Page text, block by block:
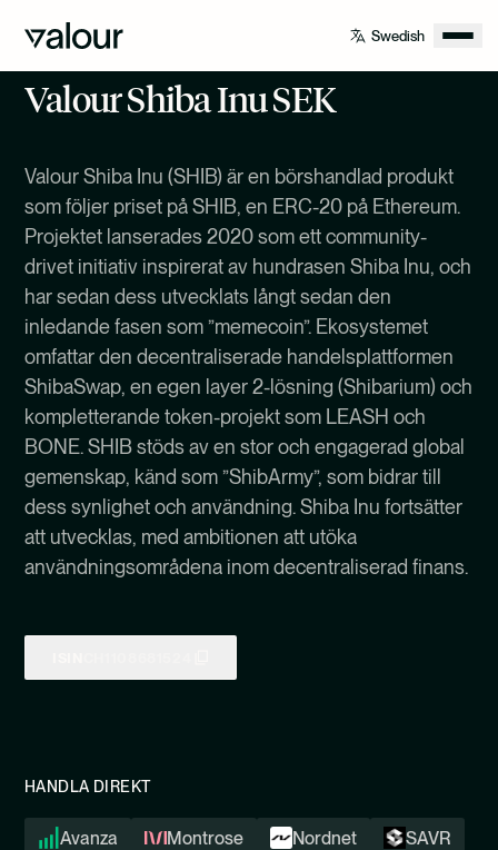
Valour Shiba Inu SEK
Valour Shiba Inu (SHIB) är en börshandlad produkt
som följer priset på SHIB, en ERC-20 på Ethereum.
Projektet lanserades 2020 som ett community-
drivet initiativ inspirerat av hundrasen Shiba Inu, och
har sedan dess utvecklats långt sedan den
inledande fasen som ”memecoin”. Ekosystemet
omfattar den decentraliserade handelsplattformen
ShibaSwap, en egen layer 2-lösning (Shibarium) och
kompletterande token-projekt som LEASH och
BONE. SHIB stöds av en stor och engagerad global
gemenskap, känd som ”ShibArmy”, som bidrar till
dess synlighet och användning. Shiba Inu fortsätter
att utvecklas, med ambitionen att utöka
användningsområdena inom decentraliserad finans.
HANDLA DIREKT
Avanza Montrose Nordnet SAVR